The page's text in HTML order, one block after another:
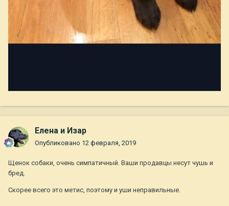
Елена и Изар
Опубликовано 12 февраля, 2019
Щенок собаки, очень симпатичный. Ваши продавцы несут чушь и
бред.
Скорее всего это метис, поэтому и уши неправильные.